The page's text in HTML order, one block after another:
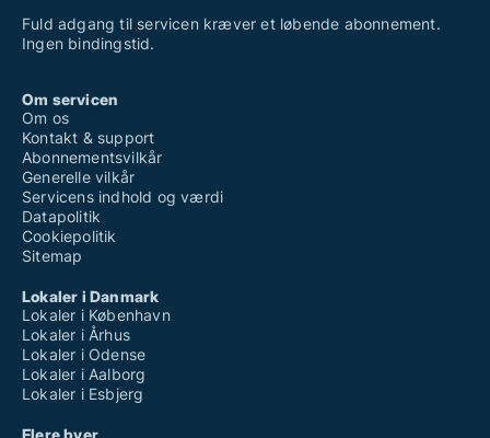
Fuld adgang til servicen kræver et løbende abonnement.
Ingen bindingstid.
Om servicen
Om os
Kontakt & support
Abonnementsvilkår
Generelle vilkår
Servicens indhold og værdi
Datapolitik
Cookiepolitik
Sitemap
Lokaler i Danmark
Lokaler i København
Lokaler i Århus
Lokaler i Odense
Lokaler i Aalborg
Lokaler i Esbjerg